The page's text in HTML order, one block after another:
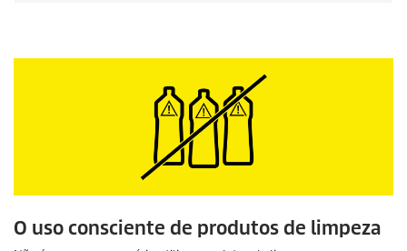
O uso consciente de produtos de limpeza